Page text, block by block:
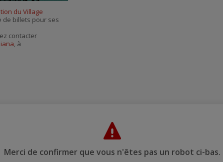
du Village
de billets pour ses
contacter
, à
Merci de confirmer que vous n'êtes pas un robot ci-bas.